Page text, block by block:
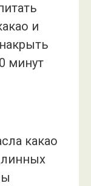
и
минут
какао